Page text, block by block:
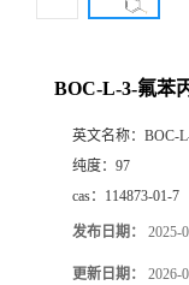
BOC-L-3-氟苯
英文名称： BOC-
纯度： 97
cas： 114873-01-7
发布日期： 2025-
更新日期： 2026-